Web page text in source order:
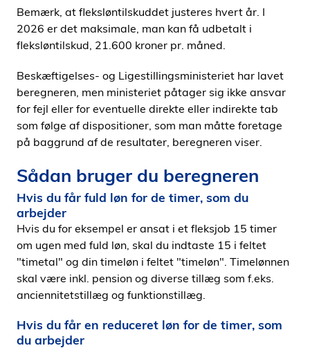
Bemærk, at fleksløntilskuddet justeres hvert år. I
2026 er det maksimale, man kan få udbetalt i
fleksløntilskud, 21.600 kroner pr. måned.
Beskæftigelses- og Ligestillingsministeriet har lavet
beregneren, men ministeriet påtager sig ikke ansvar
for fejl eller for eventuelle direkte eller indirekte tab
som følge af dispositioner, som man måtte foretage
på baggrund af de resultater, beregneren viser.
Sådan bruger du beregneren
Hvis du får fuld løn for de timer, som du
arbejder
Hvis du for eksempel er ansat i et fleksjob 15 timer
om ugen med fuld løn, skal du indtaste 15 i feltet
"timetal" og din timeløn i feltet "timeløn". Timelønnen
skal være inkl. pension og diverse tillæg som f.eks.
anciennitetstillæg og funktionstillæg.
Hvis du får en reduceret løn for de timer, som
du arbejder